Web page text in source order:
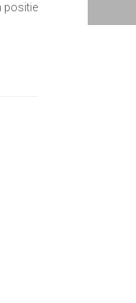
positie